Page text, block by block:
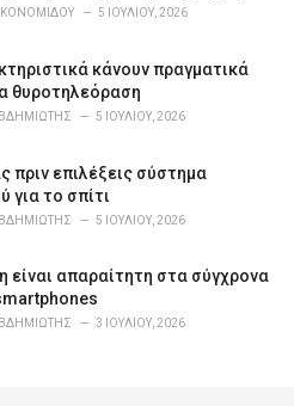
5 ΙΟΥΛΊΟΥ, 2026
κάνουν πραγματικά
θυροτηλεόραση
5 ΙΟΥΛΊΟΥ, 2026
πριν επιλέξεις σύστημα
για το σπίτι
5 ΙΟΥΛΊΟΥ, 2026
είναι απαραίτητη στα σύγχρονα
3 ΙΟΥΛΊΟΥ, 2026